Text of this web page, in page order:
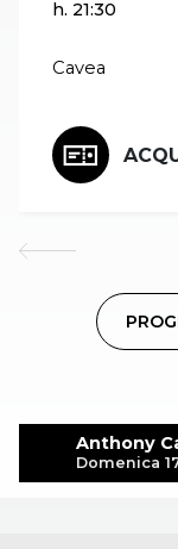
Anthony
Domenica
h. 21:30
Cavea